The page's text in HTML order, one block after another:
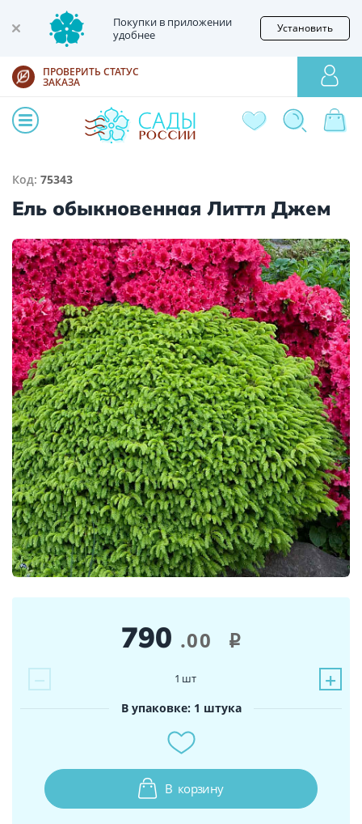
Покупки в приложении
удобнее
Установить
ПРОВЕРИТЬ СТАТУС
ЗАКАЗА
Код: 75343
Ель обыкновенная Литтл Джем
790 .00 i
− +
1 шт
В упаковке: 1 штука
В корзину